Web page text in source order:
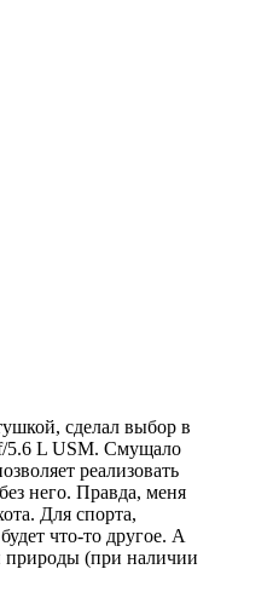
сделал выбор в
5.6 L USM. Смущало
реализовать
него. Правда, меня
Для спорта,
что-то другое. А
природы (при наличии